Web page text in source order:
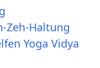
Zeh-Haltung
Yoga Vidya